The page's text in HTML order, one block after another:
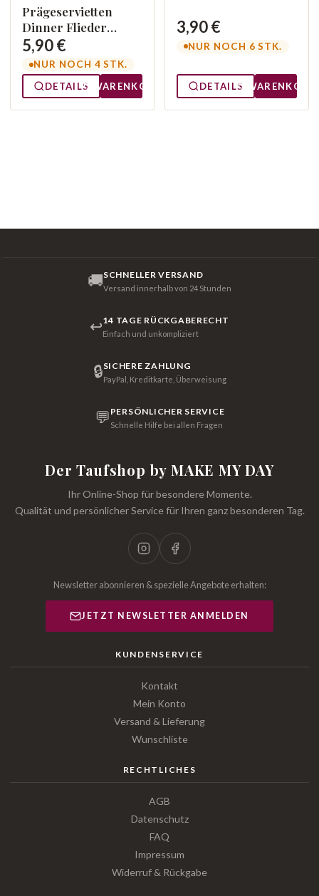
Prägeservietten
Dinner Flieder
14005506
5,90 €
NUR NOCH 4 STK.
DETAILS
WARENKORB
3,90 €
NUR NOCH 6 STK.
DETAILS WARENKORB
🚚SCHNELLER VERSAND
Versand innerhalb von 24 Stunden
↩14 TAGE RÜCKGABERECHT
Einfach und unkompliziert
🔒SICHERE ZAHLUNG
PayPal, Kreditkarte, Überweisung
💬 PERSÖNLICHER SERVICE
Schnelle Hilfe bei allen Fragen
Der Taufshop by MAKE MY DAY
Ihr Online-Shop für besondere Momente.
Qualität und persönlicher Service für Ihren ganz besonderen Tag.
Newsletter abonnieren & spezielle Angebote erhalten:
JETZT NEWSLETTER ANMELDEN
KUNDENSERVICE
Kontakt
Mein Konto
Versand & Lieferung
Wunschliste
RECHTLICHES
AGB
Datenschutz
FAQ
Impressum
Widerruf & Rückgabe